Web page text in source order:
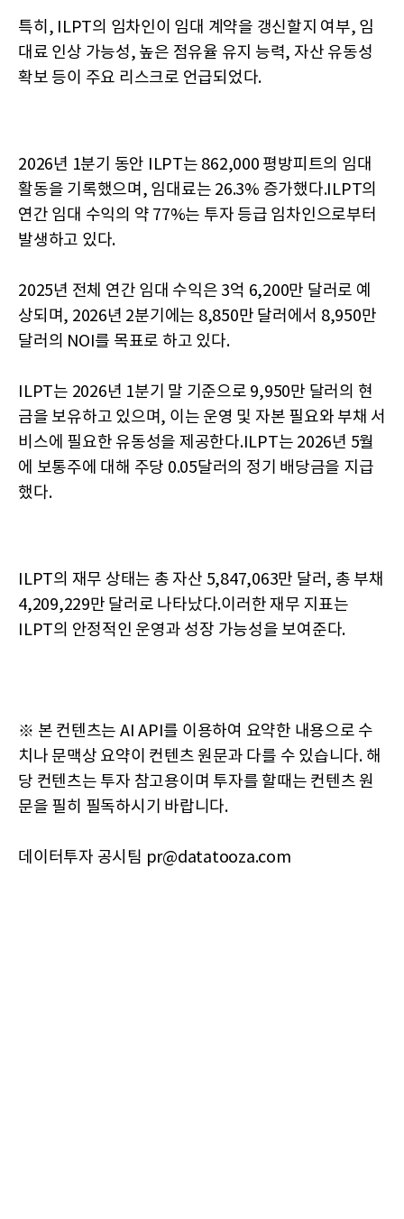
특히, ILPT의 임차인이 임대 계약을 갱신할지 여부, 임
대료 인상 가능성, 높은 점유율 유지 능력, 자산 유동성
확보 등이 주요 리스크로 언급되었다.
2026년 1분기 동안 ILPT는 862,000 평방피트의 임대
활동을 기록했으며, 임대료는 26.3% 증가했다.ILPT의
연간 임대 수익의 약 77%는 투자 등급 임차인으로부터
발생하고 있다.
2025년 전체 연간 임대 수익은 3억 6,200만 달러로 예
상되며, 2026년 2분기에는 8,850만 달러에서 8,950만
달러의 NOI를 목표로 하고 있다.
ILPT는 2026년 1분기 말 기준으로 9,950만 달러의 현
금을 보유하고 있으며, 이는 운영 및 자본 필요와 부채 서
비스에 필요한 유동성을 제공한다.ILPT는 2026년 5월
에 보통주에 대해 주당 0.05달러의 정기 배당금을 지급
했다.
ILPT의 재무 상태는 총 자산 5,847,063만 달러, 총 부채
4,209,229만 달러로 나타났다.이러한 재무 지표는
ILPT의 안정적인 운영과 성장 가능성을 보여준다.
※ 본 컨텐츠는 AI API를 이용하여 요약한 내용으로 수
치나 문맥상 요약이 컨텐츠 원문과 다를 수 있습니다. 해
당 컨텐츠는 투자 참고용이며 투자를 할때는 컨텐츠 원
문을 필히 필독하시기 바랍니다.
데이터투자 공시팀 pr@datatooza.com